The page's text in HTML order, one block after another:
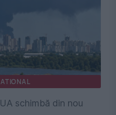
schimbă din nou